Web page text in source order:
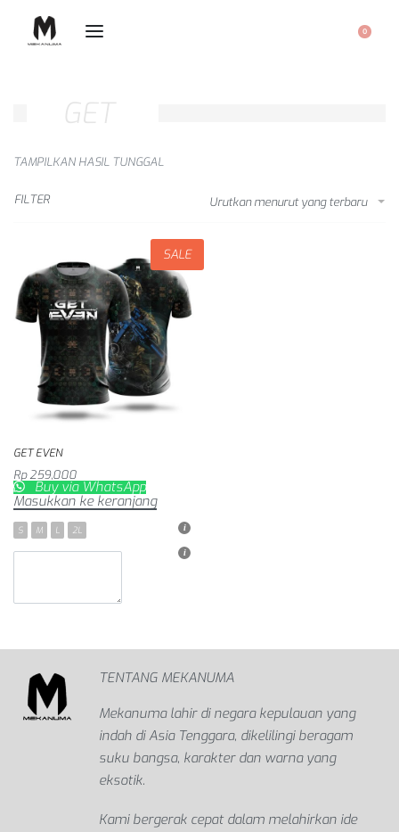
0
GET
TAMPILKAN HASIL TUNGGAL
Urutkan menurut yang terbaru
FILTER
SALE
GET EVEN
Buy via WhatsApp
Rp259,000
Masukkan ke keranjang
S M L 2L
TENTANG MEKANUMA
Mekanuma lahir di negara kepulauan yang
indah di Asia Tenggara, dikelilingi beragam
suku bangsa, karakter dan warna yang
eksotik.
Kami bergerak cepat dalam melahirkan ide